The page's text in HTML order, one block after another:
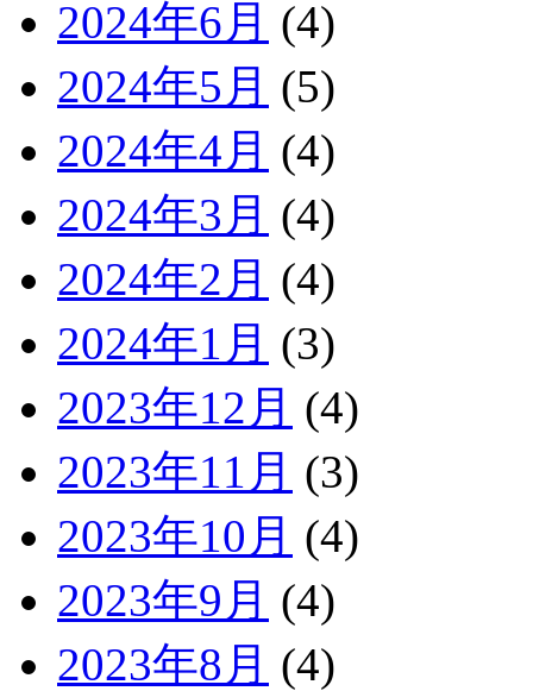
2024年6月 (4)
2024年5月 (5)
2024年4月 (4)
2024年3月 (4)
2024年2月 (4)
2024年1月 (3)
2023年12月 (4)
2023年11月 (3)
2023年10月 (4)
2023年9月 (4)
2023年8月 (4)